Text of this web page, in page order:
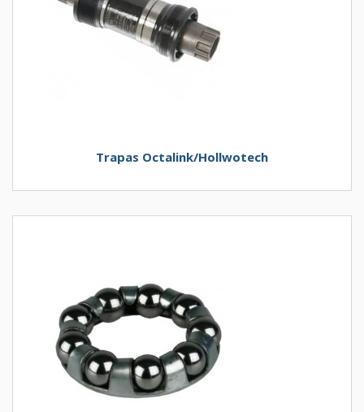
Trapas Octalink/Hollwotech